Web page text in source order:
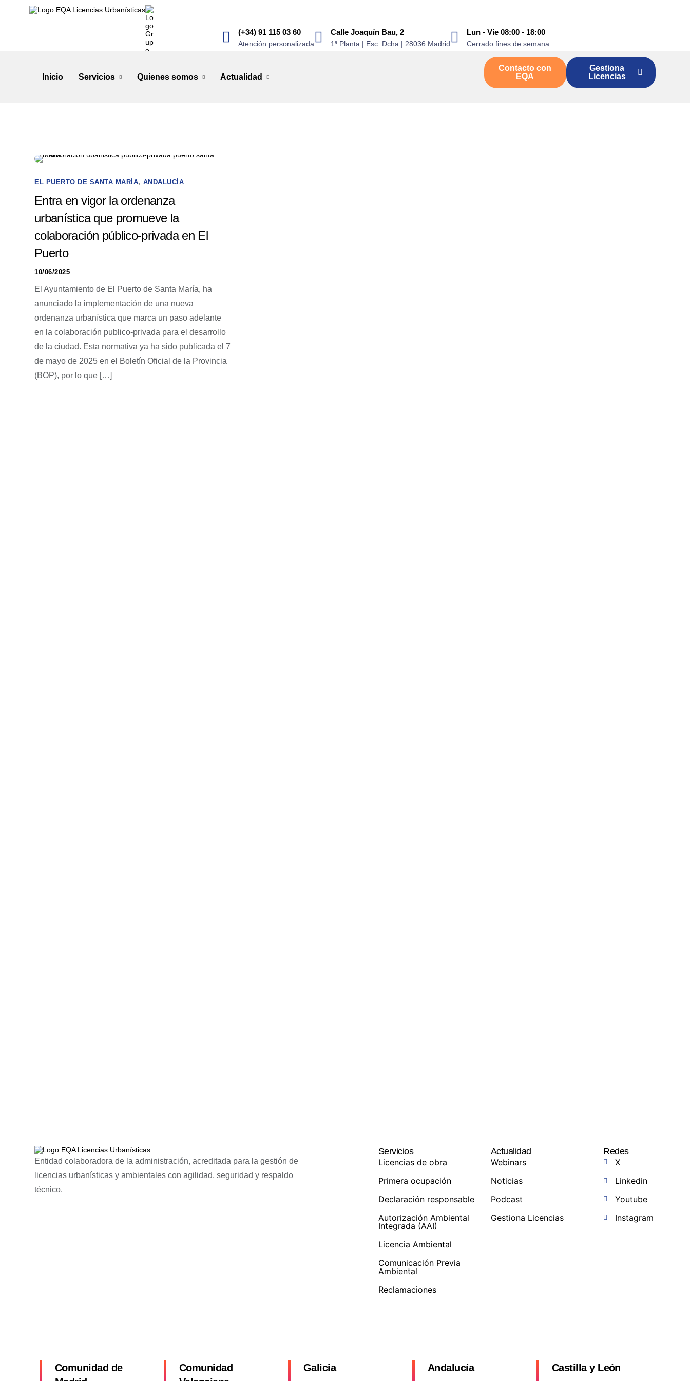
(+34) 91 115 03 60
Atención personalizada
Calle Joaquín Bau, 2
1ª Planta | Esc. Dcha | 28036 Madrid
Lun - Vie 08:00 - 18:00
Cerrado fines de semana
Inicio Servicios Quienes somos Actualidad
Contacto con
EQA
Gestiona
Licencias
EL PUERTO DE SANTA MARÍA, ANDALUCÍA
Entra en vigor la ordenanza
urbanística que promueve la
colaboración público-privada en El
Puerto
10/06/2025
El Ayuntamiento de El Puerto de Santa María, ha
anunciado la implementación de una nueva
ordenanza urbanística que marca un paso adelante
en la colaboración publico-privada para el desarrollo
de la ciudad. Esta normativa ya ha sido publicada el 7
de mayo de 2025 en el Boletín Oficial de la Provincia
(BOP), por lo que […]
Entidad colaboradora de la administración, acreditada para la gestión de
licencias urbanísticas y ambientales con agilidad, seguridad y respaldo
técnico.
Servicios
Licencias de obra
Primera ocupación
Declaración responsable
Autorización Ambiental
Integrada (AAI)
Licencia Ambiental
Comunicación Previa
Ambiental
Reclamaciones
Actualidad
Webinars
Noticias
Podcast
Gestiona Licencias
Redes
X
Linkedin
Youtube
Instagram
Comunidad de
Comunidad
Galicia Andalucía Castilla y León